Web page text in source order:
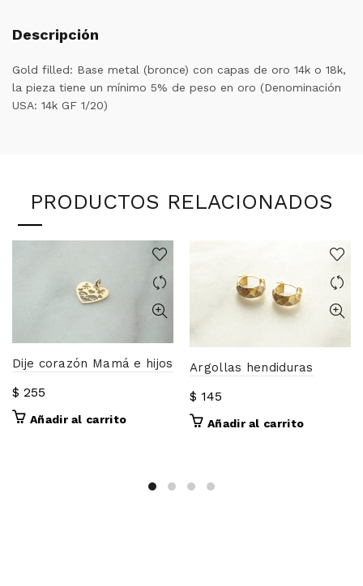
Descripción
Gold filled: Base metal (bronce) con capas de oro 14k o 18k,
la pieza tiene un mínimo 5% de peso en oro (Denominación
USA: 14k GF 1/20)
PRODUCTOS RELACIONADOS
Dije corazón Mamá e hijos
$ 255
Añadir al carrito
Argollas hendiduras
$ 145
Añadir al carrito